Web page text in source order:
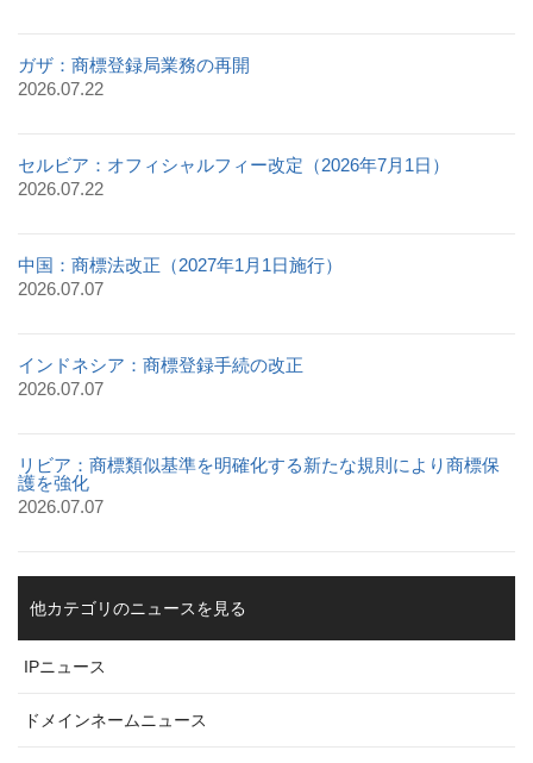
ガザ：商標登録局業務の再開
2026.07.22
セルビア：オフィシャルフィー改定（2026年7月1日）
2026.07.22
中国：商標法改正（2027年1月1日施行）
2026.07.07
インドネシア：商標登録手続の改正
2026.07.07
リビア：商標類似基準を明確化する新たな規則により商標保
護を強化
2026.07.07
他カテゴリのニュースを見る
IPニュース
ドメインネームニュース